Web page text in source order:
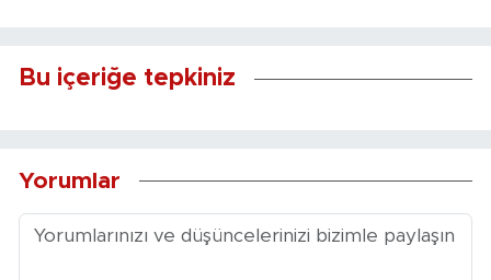
Bu içeriğe tepkiniz
Yorumlar